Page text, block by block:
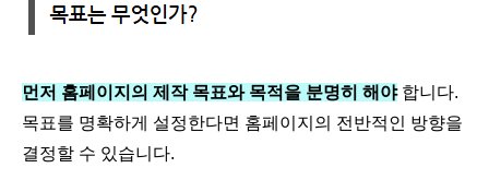
먼저 홈페이지의 제작 목표와 목적을 분명히 해야합니다.
목표를 명확하게 설정한다면 홈페이지의 전반적인 방향을
결정할 수 있습니다.